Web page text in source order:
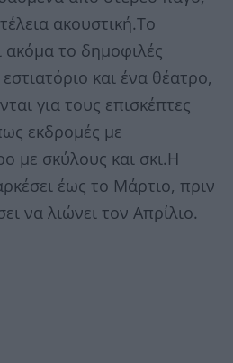
ακουστική.Το
ακόμα το δημοφιλές
και ένα θέατρο,
για τους επισκέπτες
εκδρομές με
με σκύλους και σκι.Η
έως το Μάρτιο, πριν
να λιώνει τον Απρίλιο.